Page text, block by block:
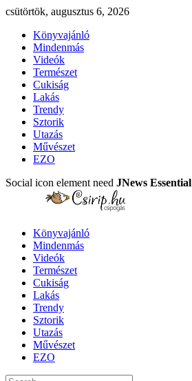
csütörtök, augusztus 6, 2026
Könyvajánló
Mindenmás
Videók
Természet
Cukiság
Lakás
Trendy
Sztorik
Utazás
Művészet
EZO
Social icon element need JNews Essential
Könyvajánló
Mindenmás
Videók
Természet
Cukiság
Lakás
Trendy
Sztorik
Utazás
Művészet
EZO